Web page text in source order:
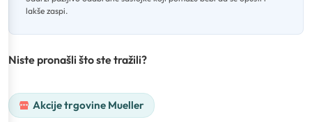
lakše zaspi.
Niste pronašli što ste tražili?
Akcije trgovine Mueller